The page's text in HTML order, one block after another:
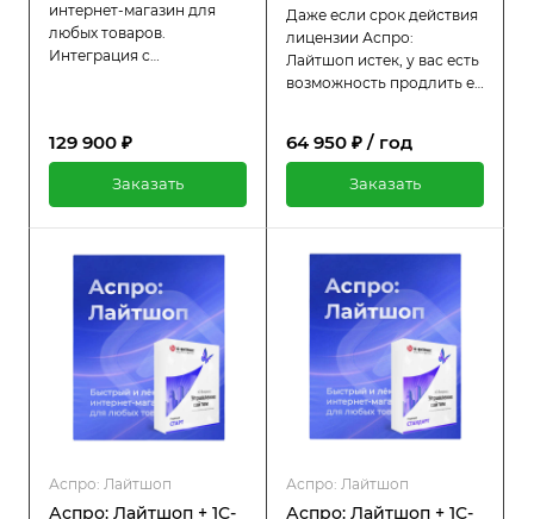
интернет-магазин для
любых товаров.
Интеграция с
настройки.
129 900 ₽
Заказать
Даже если срок действия
лицензии Аспро:
Лайтшоп истек, у вас есть
возможность продлить её
цены. Пока лицензия
технической поддержкой.
64 950 ₽ / год
Заказать
Аспро: Лайтшоп
Аспро: Лайтшоп + 1С-
Аспро: Лайтшоп
Аспро: Лайтшоп + 1С-